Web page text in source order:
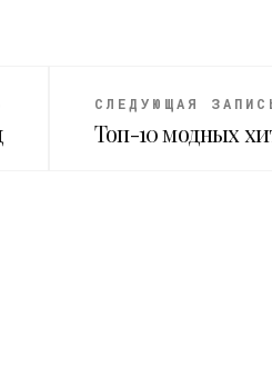
СЛЕДУЮЩАЯ
Топ-10 модных